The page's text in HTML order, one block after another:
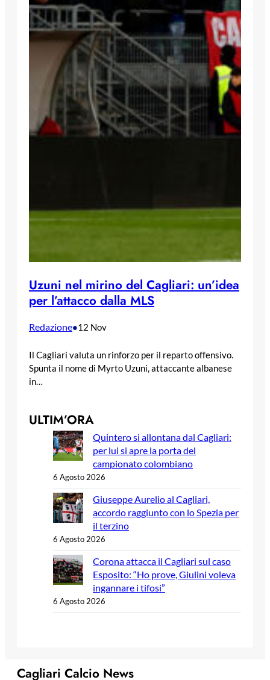
Uzuni nel mirino del Cagliari: un’idea
per l’attacco dalla MLS
Redazione•12 Nov
Il Cagliari valuta un rinforzo per il reparto offensivo.
Spunta il nome di Myrto Uzuni, attaccante albanese
in…
ULTIM’ORA
Quintero si allontana dal Cagliari:
per lui si apre la porta del
campionato colombiano
6 Agosto 2026
Giuseppe Aurelio al Cagliari,
accordo raggiunto con lo Spezia per
il terzino
6 Agosto 2026
Corona attacca il Cagliari sul caso
Esposito: “Ho prove, Giulini voleva
ingannare i tifosi”
6 Agosto 2026
Cagliari Calcio News